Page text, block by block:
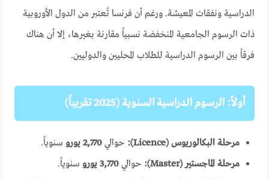
الدراسية ونفقات المعيشة. ورغم أن فرنسا تُعتبر من الدول الأوروبية
ذات الرسوم الجامعية المنخفضة نسبياً مقارنة بغيرها، إلا أن هناك
فرقاً بين الرسوم الدراسية للطلاب المحليين والدوليين.
أولاً: الرسوم الدراسية السنوية (2025 تقريباً)
مرحلة البكالوريوس (Licence): حوالي2,770 يورو
سنوياً.
مرحلة الماجستير (Master):
حوالي3,770 يورو
سنوياً.